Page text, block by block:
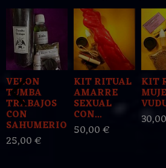
VELON
TUMBA
TRABAJOS
CON
SAHUMERIO...
25,00 €
KIT RITUAL
AMARRE
SEXUAL
CON...
50,00 €
KIT